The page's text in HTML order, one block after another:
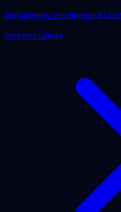
Dedykowany development i
Sprawdź usługę